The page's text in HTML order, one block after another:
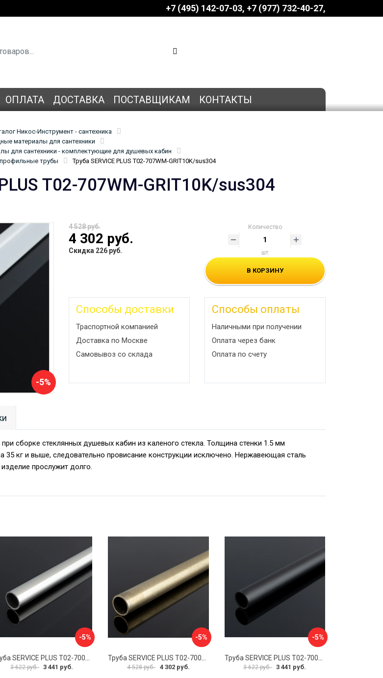
+7 (495) 142-07-03 ‎‎+7 (977) 732-40-27
ОПЛАТА ДОСТАВКА ПОСТАВЩИКАМ КОНТАКТЫ
Никос-Инструмент - сантехника
материалы для сантехники
для сантехники - комплектующие для душевых кабин
трубы
Труба SERVICE PLUS Т02-707WM-GRIT10K/sus304
Т02-707WM-GRIT10K/sus304
-5%
4 528 руб.
4 302 руб.
Скидка 226 руб.
Количество
шт
В КОРЗИНУ
Способы доставки
Траспортной компанией
Доставка по Москве
Самовывоз со склада
Способы оплаты
Наличными при получении
Оплата через банк
Оплата по счету
сборке стеклянных душевых кабин из каленого стекла. Толщина стенки 1.5 мм
35 кг и выше, следовательно провисание конструкции исключено. Нержавеющая сталь
прослужит долго.
-5%
3 622 руб. 3 441 руб.
-5%
4 528 руб. 4 302 руб.
-5%
3 622 руб. 3 441 руб.